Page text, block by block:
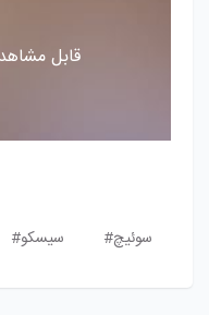
قابل
سوئیچ# سیسکو#